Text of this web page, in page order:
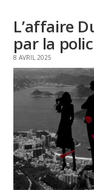
L’affaire
par la
8 AVRIL 2025